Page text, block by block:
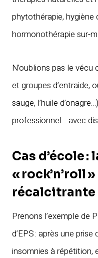
phytothérapie, hygiène
hormonothérapie sur-
N’oublions pas le
et groupes d’entraide,
sauge, l’huile
professionnel… avec
Cas d’école :
« rock’n’roll
récalcitrante
Prenons l’exemple de
d’EPS : après une
insomnies à répétition,